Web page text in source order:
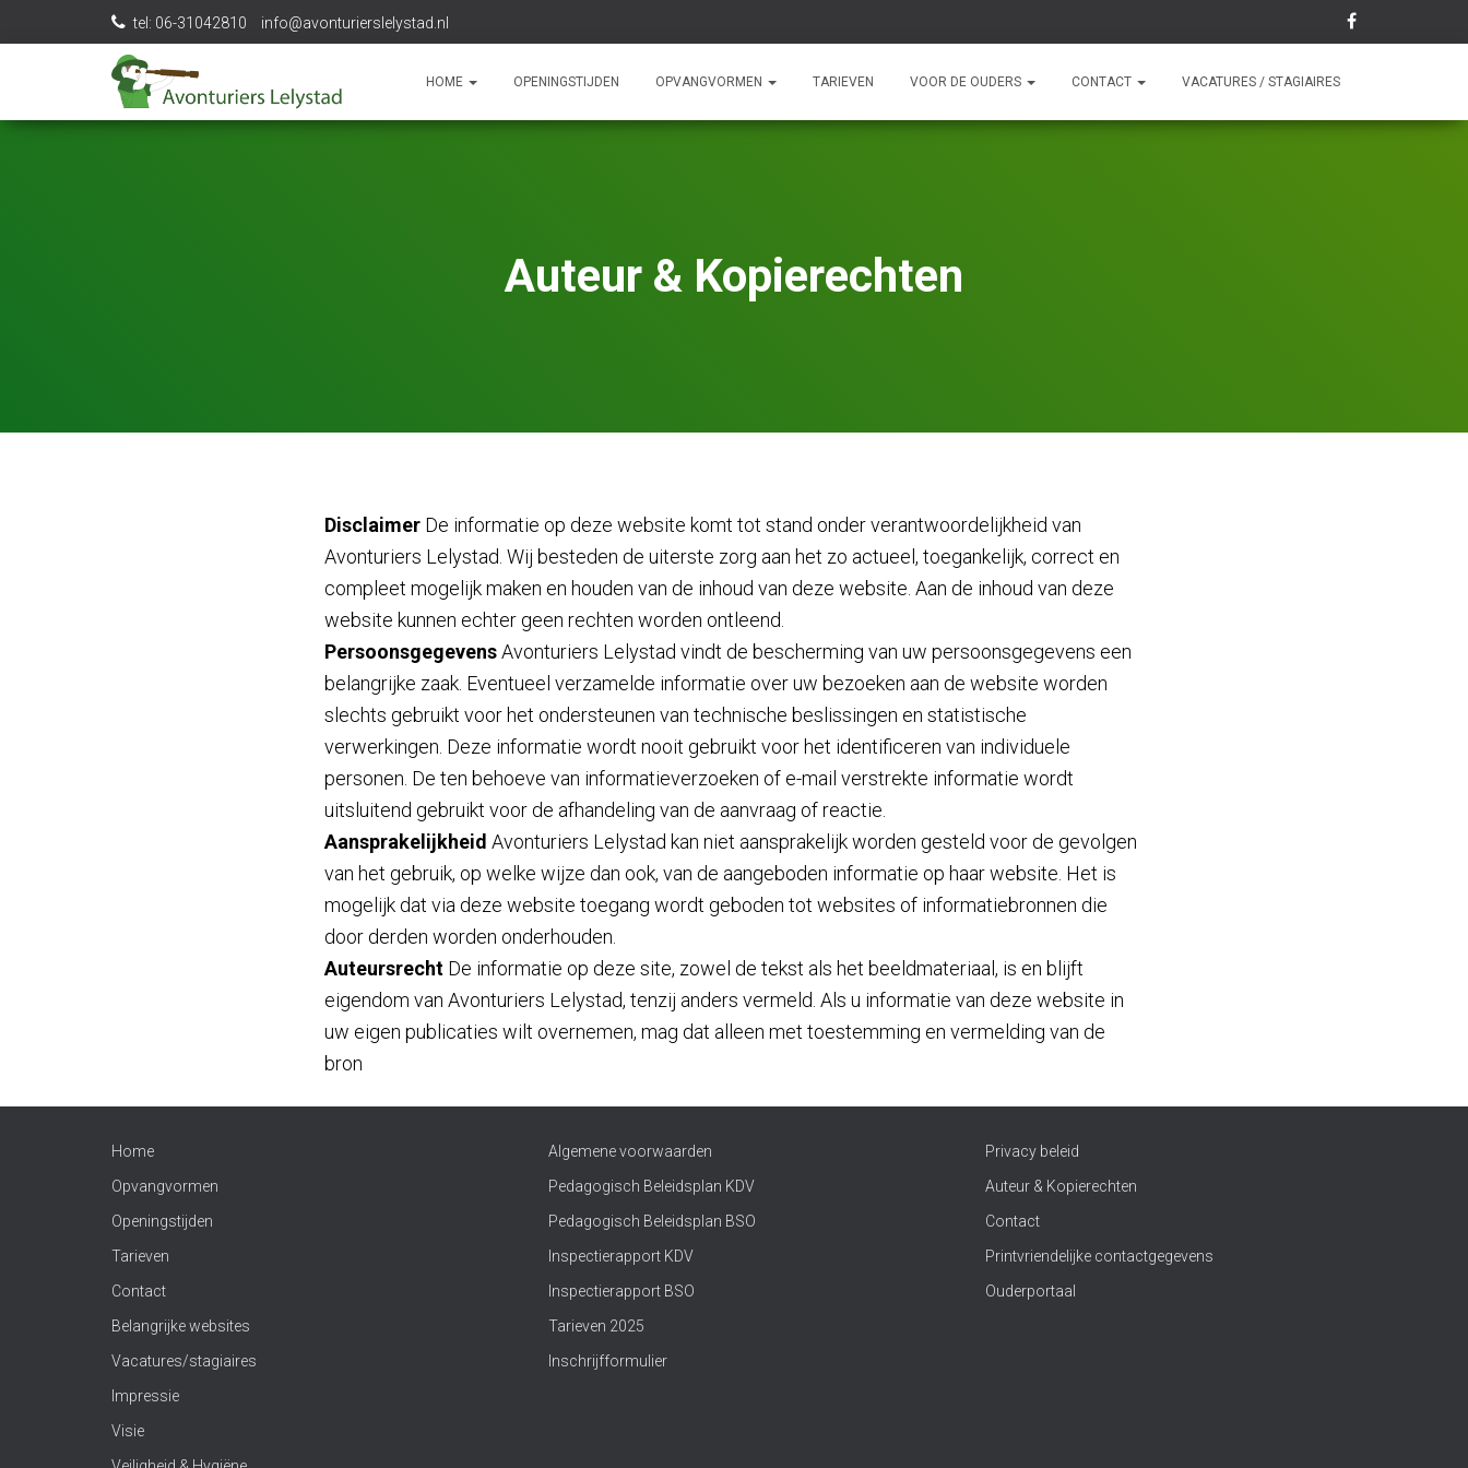
tel: 06-31042810 info@avonturierslelystad.nl
HOME OPENINGSTIJDEN OPVANGVORMEN TARIEVEN VOOR DE OUDERS CONTACT VACATURES / STAGIAIRES
Auteur & Kopierechten
Disclaimer De informatie op deze website komt tot stand onder verantwoordelijkheid van
Avonturiers Lelystad. Wij besteden de uiterste zorg aan het zo actueel, toegankelijk, correct en
compleet mogelijk maken en houden van de inhoud van deze website. Aan de inhoud van deze
website kunnen echter geen rechten worden ontleend.
PersoonsgegevensAvonturiers Lelystad vindt de bescherming van uw persoonsgegevens een
belangrijke zaak. Eventueel verzamelde informatie over uw bezoeken aan de website worden
slechts gebruikt voor het ondersteunen van technische beslissingen en statistische
verwerkingen. Deze informatie wordt nooit gebruikt voor het identificeren van individuele
personen. De ten behoeve van informatieverzoeken of e-mail verstrekte informatie wordt
uitsluitend gebruikt voor de afhandeling van de aanvraag of reactie.
Aansprakelijkheid Avonturiers Lelystad kan niet aansprakelijk worden gesteld voor de gevolgen
van het gebruik, op welke wijze dan ook, van de aangeboden informatie op haar website. Het is
mogelijk dat via deze website toegang wordt geboden tot websites of informatiebronnen die
door derden worden onderhouden.
Auteursrecht De informatie op deze site, zowel de tekst als het beeldmateriaal, is en blijft
eigendom van Avonturiers Lelystad, tenzij anders vermeld. Als u informatie van deze website in
uw eigen publicaties wilt overnemen, mag dat alleen met toestemming en vermelding van de
bron
Home
Opvangvormen
Openingstijden
Tarieven
Contact
Belangrijke websites
Vacatures/stagiaires
Impressie
Visie
Algemene voorwaarden
Pedagogisch Beleidsplan KDV
Pedagogisch Beleidsplan BSO
Inspectierapport KDV
Inspectierapport BSO
Tarieven 2025
Inschrijfformulier
Privacy beleid
Auteur & Kopierechten
Contact
Printvriendelijke contactgegevens
Ouderportaal